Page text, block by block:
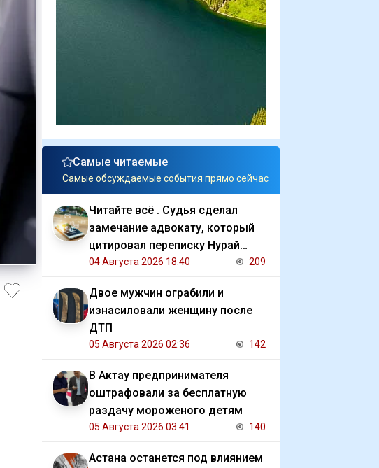
Самые читаемые
Самые обсуждаемые события прямо сейчас
Читайте всё . Судья сделал
замечание адвокату, который
цитировал переписку Нурай
Серикбай с обвиняемым
04 Августа 2026 18:40 209
Двое мужчин ограбили и
изнасиловали женщину после
ДТП
05 Августа 2026 02:36 142
В Актау предпринимателя
оштрафовали за бесплатную
раздачу мороженого детям
05 Августа 2026 03:41 140
Астана останется под влиянием